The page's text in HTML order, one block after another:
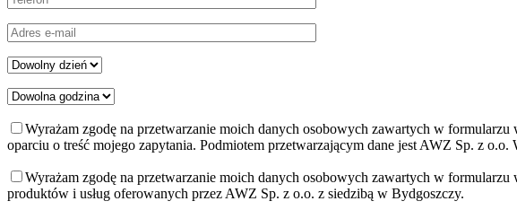
Wyrażam zgodę na przetwarzanie moich danych osobowych zawartych w
oparciu o treść mojego zapytania. Podmiotem przetwarzającym dane jest AWZ Sp. z
Wyrażam zgodę na przetwarzanie moich danych osobowych zawartych w
produktów i usług oferowanych przez AWZ Sp. z o.o. z siedzibą w Bydgoszczy.